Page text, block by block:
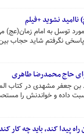
نشوید +فیلم
توسل به امام
پاسخی نگرفتم شاید حجاب
حاج محمدرضا طاهری
بن جعفر مشهدی در کتاب
داده و خواندنش را
پیدا کند، باید چه کار